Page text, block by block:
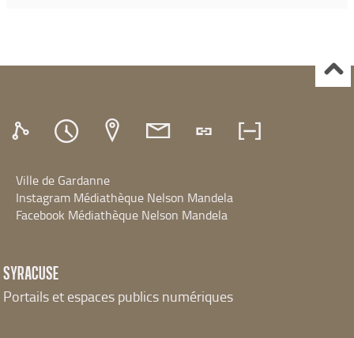
Ville de Gardanne
Instagram Médiathèque Nelson Mandela
Facebook Médiathèque Nelson Mandela
SYRACUSE
Portails et espaces publics numériques